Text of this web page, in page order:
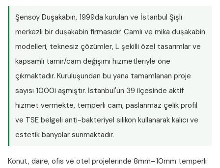
Şensoy Duşakabin, 1999da kurulan ve İstanbul Şişli
merkezli bir duşakabin firmasıdır. Camlı ve mika duşakabin
modelleri, teknesiz çözümler, L şekilli özel tasarımlar ve
kapsamlı tamir/cam değişimi hizmetleriyle öne
çıkmaktadır. Kuruluşundan bu yana tamamlanan proje
sayısı 1000i aşmıştır. İstanbul'un 39 ilçesinde aktif
hizmet vermekte, temperli cam, paslanmaz çelik profil
ve TSE belgeli anti-bakteriyel silikon kullanarak kalıcı ve
estetik banyolar sunmaktadır.
Konut, daire, ofis ve otel projelerinde 8mm–10mm temperli